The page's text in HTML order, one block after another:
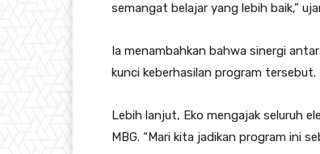
semangat belajar yang lebih baik,”
Ia menambahkan bahwa sinergi
kunci keberhasilan program tersebut.
Lebih lanjut, Eko mengajak seluruh
MBG. “Mari kita jadikan program ini